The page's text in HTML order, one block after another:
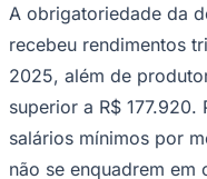
A obrigatoriedade da
recebeu rendimentos
2025, além de
superior a R$
salários mínimos por
não se enquadrem